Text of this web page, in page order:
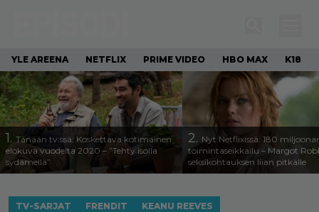
YLE AREENA NETFLIX PRIME VIDEO HBO MAX K18
1. Tänään tv:ssä: Koskettava kotimainen
elokuva vuodelta 2020 – ”Tehty isolla
sydämellä”
2. Nyt Netflixissä: 180
toimintaseikkailu – Margot
seksikohtauksen liian pitkälle
TV-SARJAT FRENDIT
KEANU REEVES